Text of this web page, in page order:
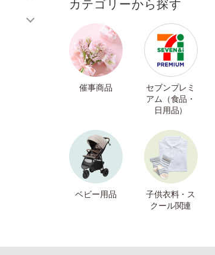
カテゴリーから探す
催事商品
セブンプレミ
アム（食品・
日用品）
ベビー用品
子供衣料・ス
クール関連